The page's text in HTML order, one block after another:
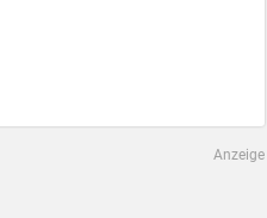
Anzeige